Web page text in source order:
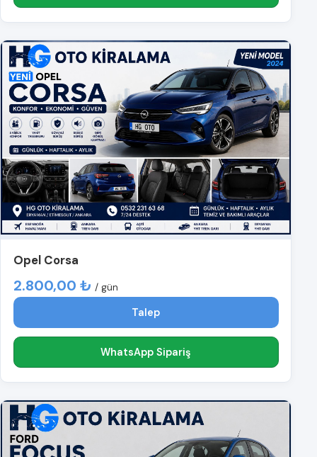
Opel Corsa
2.800,00 ₺ / gün
Talep
WhatsApp Sipariş